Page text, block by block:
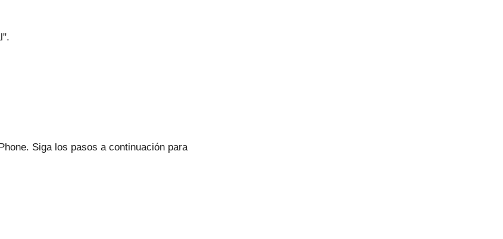
Siga los pasos a continuación para